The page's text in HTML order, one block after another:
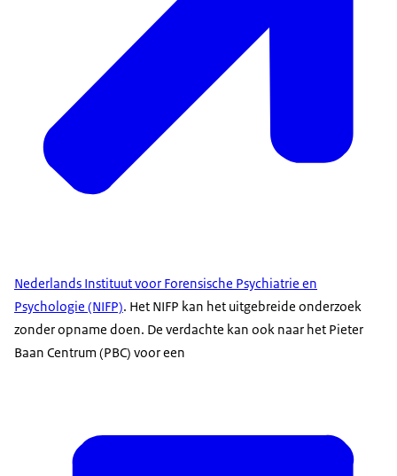
Nederlands Instituut voor Forensische Psychiatrie en
Psychologie (NIFP). Het NIFP kan het uitgebreide onderzoek
zonder opname doen. De verdachte kan ook naar het Pieter
Baan Centrum (PBC) voor een